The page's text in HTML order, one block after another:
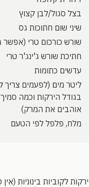
בצל סגול/לבן קצוץ
שיני שום חתוכות גס
שורש כורכום טרי
חתיכת שורש ג'ינג'ר טרי
עדשים כתומות
ליטר מים (לפעמים צריך
בגודל הירקות וכמה
אוהבים את המרק)
מלח, פלפל לפי הטעם
לקוביות בינוניות